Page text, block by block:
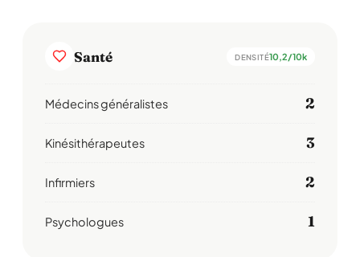
Santé DENSITÉ10,2/10k
Médecins généralistes 2
Kinésithérapeutes 3
Infirmiers 2
Psychologues 1